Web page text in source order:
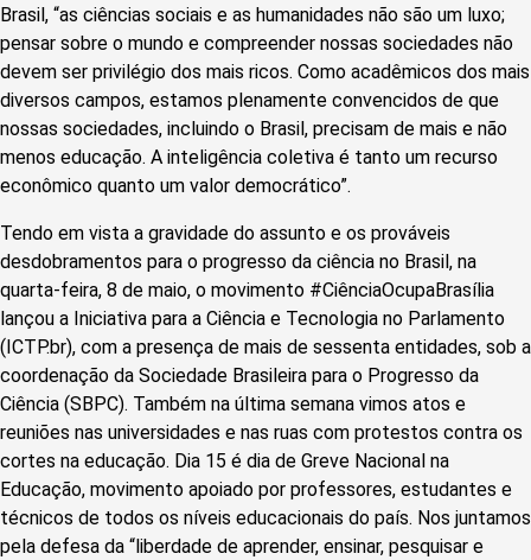
Brasil, “as ciências sociais e as humanidades não são um luxo;
pensar sobre o mundo e compreender nossas sociedades não
devem ser privilégio dos mais ricos. Como acadêmicos dos mais
diversos campos, estamos plenamente convencidos de que
nossas sociedades, incluindo o Brasil, precisam de mais e não
menos educação. A inteligência coletiva é tanto um recurso
econômico quanto um valor democrático”.
Tendo em vista a gravidade do assunto e os prováveis
desdobramentos para o progresso da ciência no Brasil, na
quarta-feira, 8 de maio, o movimento #CiênciaOcupaBrasília
lançou a Iniciativa para a Ciência e Tecnologia no Parlamento
(ICTP.br), com a presença de mais de sessenta entidades, sob a
coordenação da Sociedade Brasileira para o Progresso da
Ciência (SBPC). Também na última semana vimos atos e
reuniões nas universidades e nas ruas com protestos contra os
cortes na educação. Dia 15 é dia de Greve Nacional na
Educação, movimento apoiado por professores, estudantes e
técnicos de todos os níveis educacionais do país. Nos juntamos
pela defesa da “liberdade de aprender, ensinar, pesquisar e